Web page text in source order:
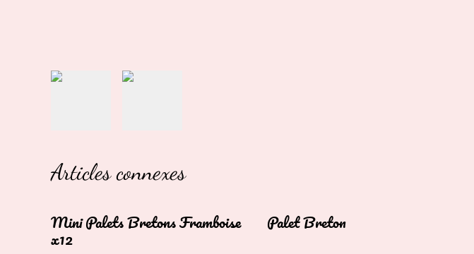
Articles connexes
Mini Palets Bretons Framboise
x12
Palet Breton